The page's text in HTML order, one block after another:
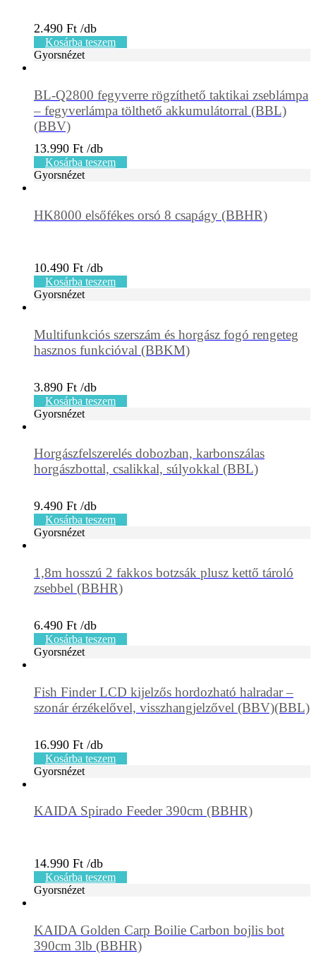
2.490 Ft
Kosárba teszem
Gyorsnézet
BL-Q2800 fegyverre rögzíthető taktikai zseblámpa
– fegyverlámpa tölthető akkumulátorral (BBL)
(BBV)
13.990 Ft
Kosárba teszem
Gyorsnézet
HK8000 elsőfékes orsó 8 csapágy (BBHR)
10.490 Ft
Kosárba teszem
Gyorsnézet
Multifunkciós szerszám és horgász fogó rengeteg
hasznos funkcióval (BBKM)
3.890 Ft
Kosárba teszem
Gyorsnézet
Horgászfelszerelés dobozban, karbonszálas
horgászbottal, csalikkal, súlyokkal (BBL)
9.490 Ft
Kosárba teszem
Gyorsnézet
1,8m hosszú 2 fakkos botzsák plusz kettő tároló
zsebbel (BBHR)
6.490 Ft
Kosárba teszem
Gyorsnézet
Fish Finder LCD kijelzős hordozható halradar –
szonár érzékelővel, visszhangjelzővel (BBV)(BBL)
16.990 Ft
Kosárba teszem
Gyorsnézet
KAIDA Spirado Feeder 390cm (BBHR)
14.990 Ft
Kosárba teszem
Gyorsnézet
KAIDA Golden Carp Boilie Carbon bojlis bot
390cm 3lb (BBHR)